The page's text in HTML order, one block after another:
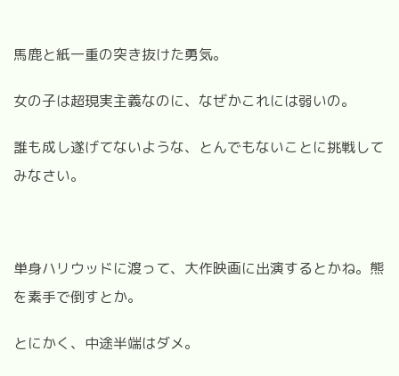
馬鹿と紙一重の突き抜けた勇気。
女の子は超現実主義なのに、なぜかこれには弱いの。
誰も成し遂げてないような、とんでもないことに挑戦して
みなさい。
単身ハリウッドに渡って、大作映画に出演するとかね。熊
を素手で倒すとか。
とにかく、中途半端はダメ。